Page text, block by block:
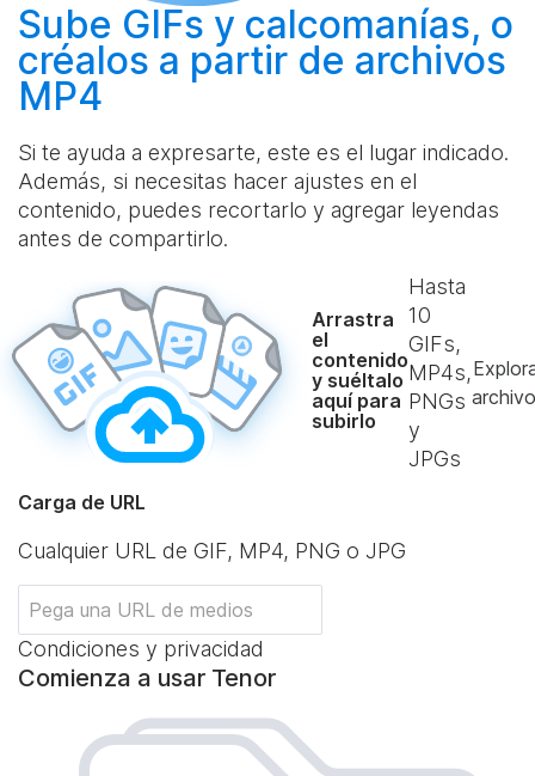
Sube GIFs y calcomanías, o
créalos a partir de archivos
MP4
Si te ayuda a expresarte, este es el lugar indicado.
Además, si necesitas hacer ajustes en el
contenido, puedes recortarlo y agregar leyendas
antes de compartirlo.
Arrastra
el
contenido
y suéltalo
aquí para
subirlo
Hasta
10
GIFs,
MP4s,
PNGs
y
JPGs
Carga de URL
Cualquier URL de GIF, MP4, PNG o JPG
Condiciones y privacidad
Comienza a usar Tenor